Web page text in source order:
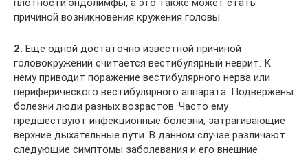
плотности эндолимфы, а это также может стать
причиной возникновения кружения головы.
2. Еще одной достаточно известной причиной
головокружений считается вестибулярный неврит. К
нему приводит поражение вестибулярного нерва или
периферического вестибулярного аппарата. Подвержены
болезни люди разных возрастов. Часто ему
предшествуют инфекционные болезни, затрагивающие
верхние дыхательные пути. В данном случае различают
следующие симптомы заболевания и его внешние